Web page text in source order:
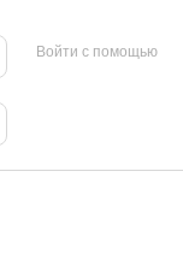
Войти с помощью